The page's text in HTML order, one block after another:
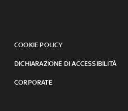
COOKIE POLICY
DICHIARAZIONE DI ACCESSIBILITÀ
CORPORATE